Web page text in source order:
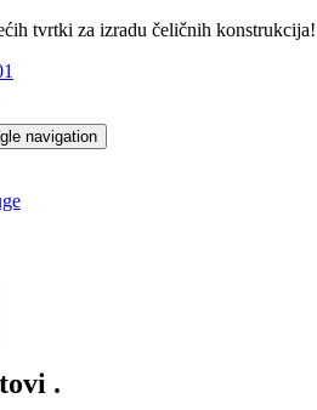
tvrtki za izradu čeličnih konstrukcija!
navigation
.